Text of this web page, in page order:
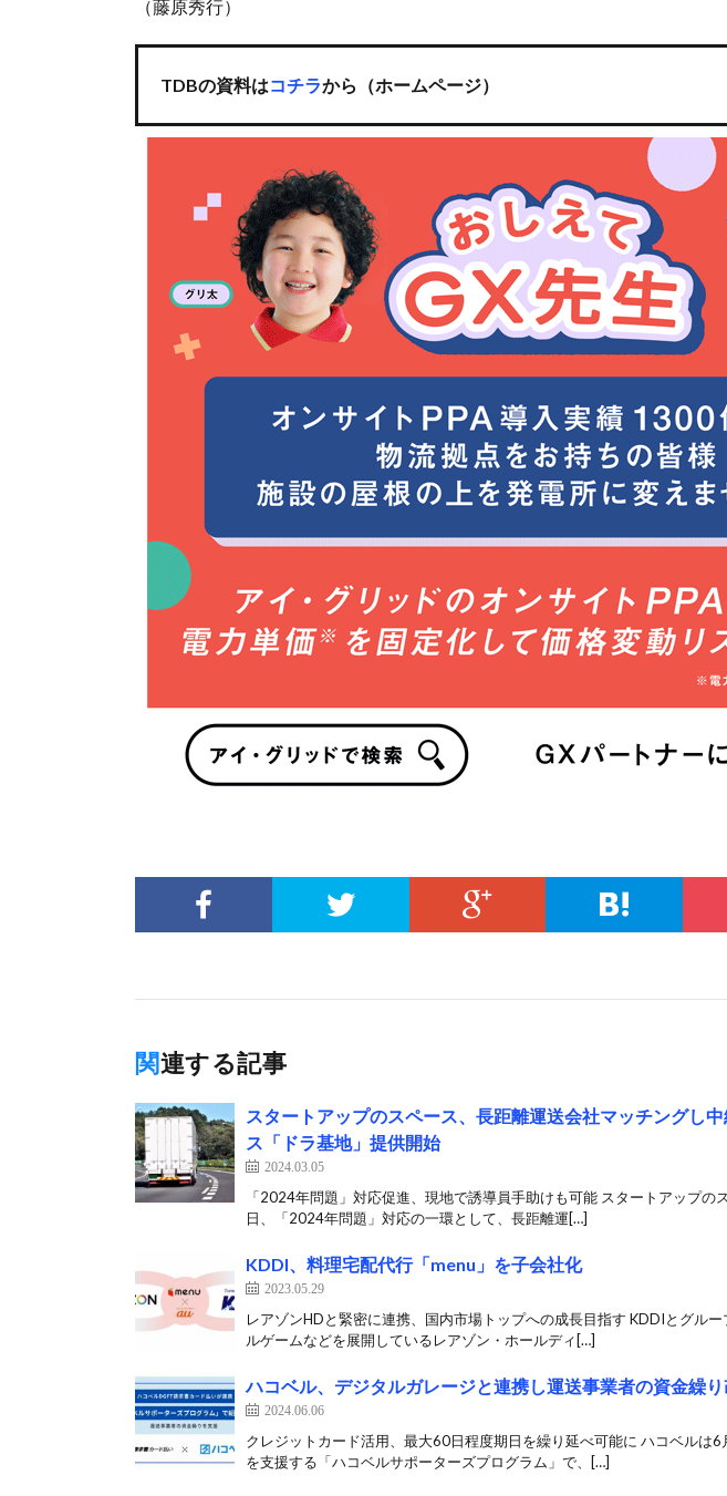
（藤原秀行）
TDBの資料はコチラから（ホームページ）
関連する記事
スタートアップのスペース、長距離運送会社マッチングし
ス「ドラ基地」提供開始
2024.03.05
「2024年問題」対応促進、現地で誘導員手助けも可能 スタートアップの
日、「2024年問題」対応の一環として、長距離運[…]
KDDI、料理宅配代行「menu」を子会社化
2023.05.29
レアゾンHDと緊密に連携、国内市場トップへの成長目指す KDDIとグル
ルゲームなどを展開しているレアゾン・ホールディ[…]
ハコベル、デジタルガレージと連携し運送事業者の資金繰
2024.06.06
クレジットカード活用、最大60日程度期日を繰り延べ可能に ハコベルは
を支援する「ハコベルサポーターズプログラム」で、[…]